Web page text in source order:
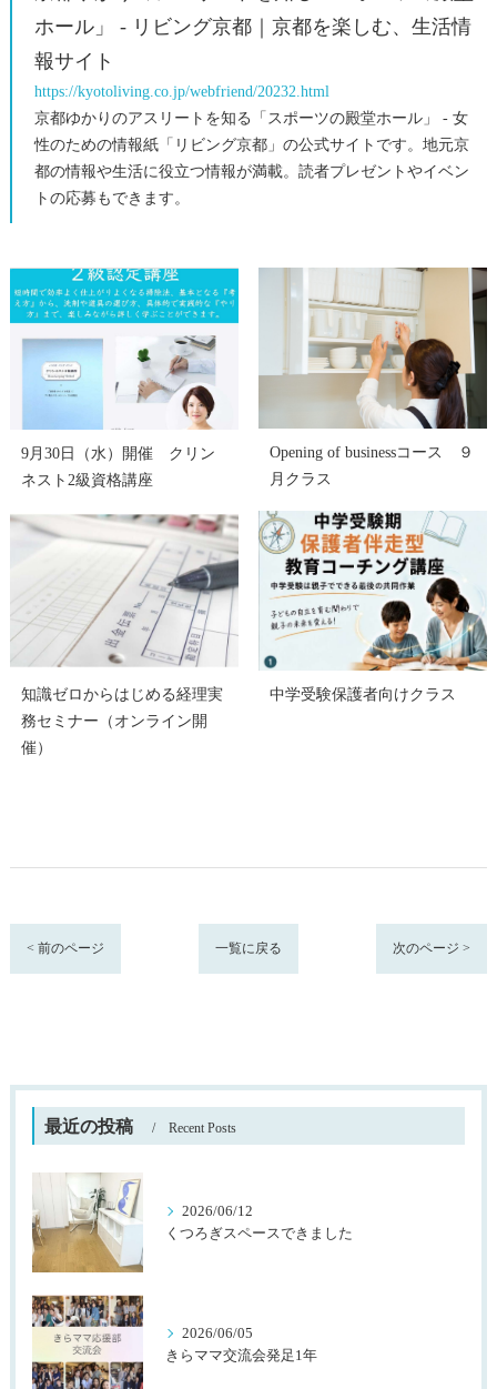
ホール」 - リビング京都｜京都を楽しむ、生活情
報サイト
https://kyotoliving.co.jp/webfriend/20232.html
京都ゆかりのアスリートを知る「スポーツの殿堂ホール」 - 女
性のための情報紙「リビング京都」の公式サイトです。地元京
都の情報や生活に役立つ情報が満載。読者プレゼントやイベン
トの応募もできます。
9月30日（水）開催 クリン
ネスト2級資格講座
Opening of businessコース ９
月クラス
知識ゼロからはじめる経理実
務セミナー（オンライン開
催）
中学受験保護者向けクラス
< 前のページ 一覧に戻る 次のページ >
最近の投稿 Recent Posts
2026/06/12
くつろぎスペースできました
2026/06/05
きらママ交流会発足1年